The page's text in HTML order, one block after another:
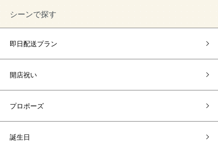
シーンで探す
即日配送プラン
開店祝い
プロポーズ
誕生日